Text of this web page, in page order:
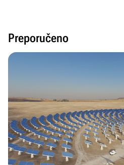
Preporučeno